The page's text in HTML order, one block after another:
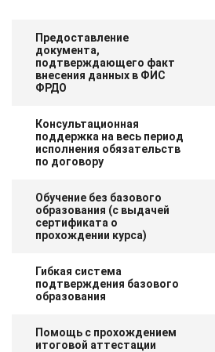
Предоставление
документа,
подтверждающего факт
внесения данных в ФИС
ФРДО
Консультационная
поддержка на весь период
исполнения обязательств
по договору
Обучение без базового
образования (с выдачей
сертификата о
прохождении курса)
Гибкая система
подтверждения базового
образования
Помощь с прохождением
итоговой аттестации